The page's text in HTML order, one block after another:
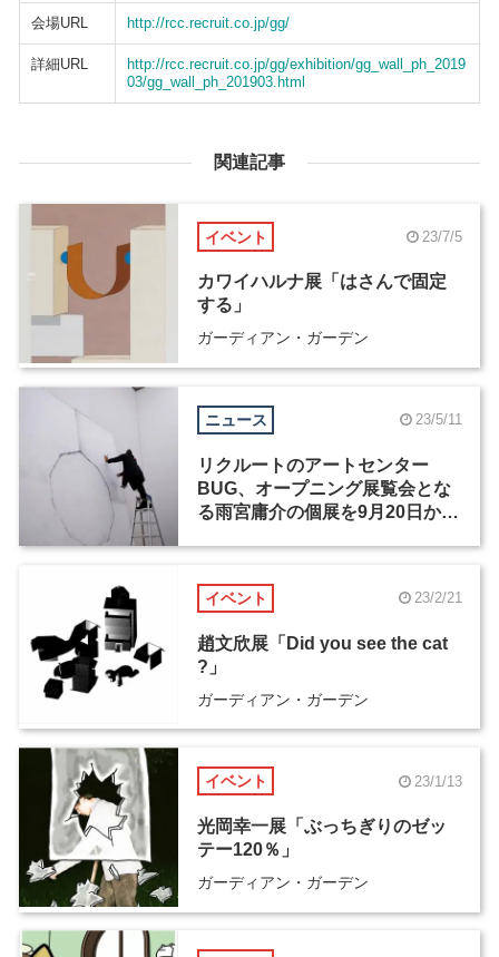
会場URL http://rcc.recruit.co.jp/gg/
詳細URL
http://rcc.recruit.co.jp/gg/exhibition/gg_wall_ph_2019
03/gg_wall_ph_201903.html
関連記事
イベント 23/7/5
カワイハルナ展「はさんで固定
する」
ガーディアン・ガーデン
ニュース 23/5/11
リクルートのアートセンター
BUG、オープニング展覧会とな
る雨宮庸介の個展を9月20日から
イベント 23/2/21
趙文欣展「Did you see the cat
?」
ガーディアン・ガーデン
イベント 23/1/13
光岡幸一展「ぶっちぎりのゼッ
テー120％」
ガーディアン・ガーデン